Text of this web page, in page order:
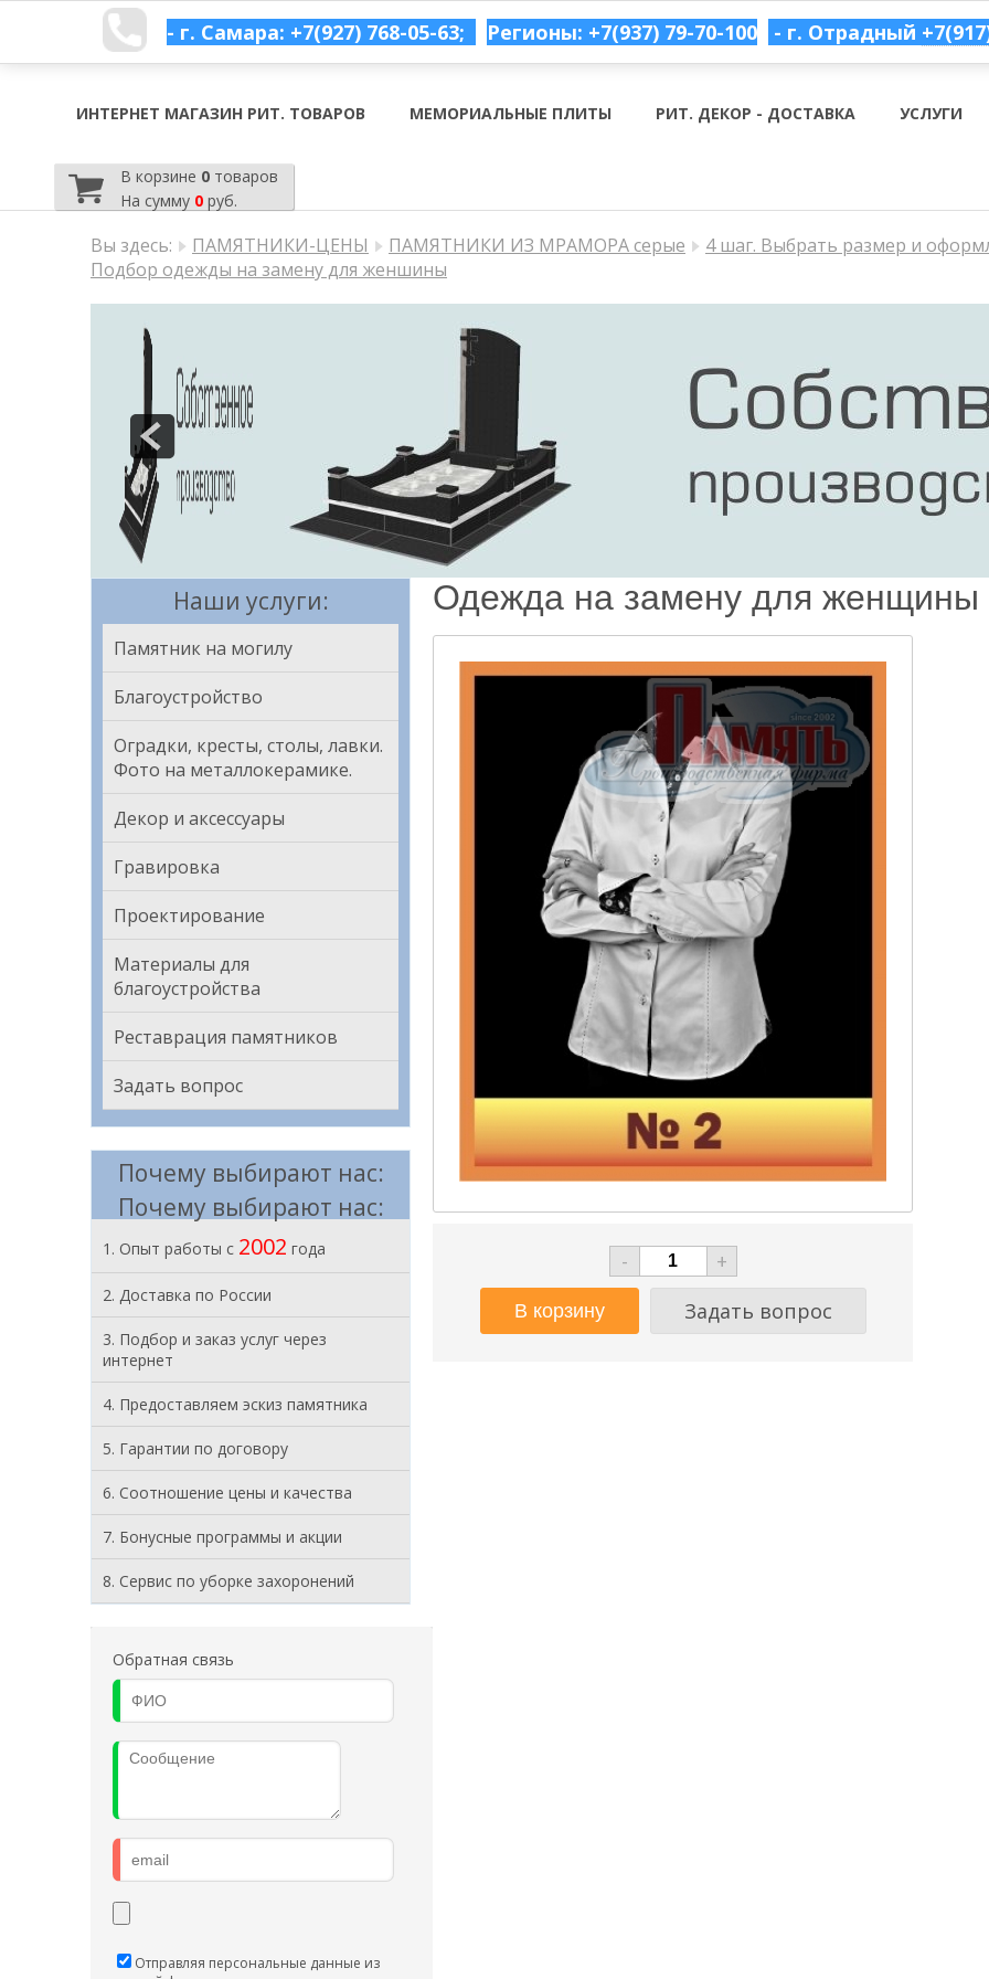
- г. Самара: +7(927) 768-05-63; Регионы: +7(937) 79-70-100 - г. Отрадный
ИНТЕРНЕТ МАГАЗИН РИТ. ТОВАРОВ МЕМОРИАЛЬНЫЕ ПЛИТЫ РИТ. ДЕКОР - ДОСТАВКА УСЛУГИ
В корзине 0товаров
На сумму 0руб.
Вы здесь: ПАМЯТНИКИ-ЦЕНЫ ПАМЯТНИКИ ИЗ МРАМОРА серые
4 шаг. Выбрать размер и
Подбор одежды на замену для женшины
Наши услуги:
Памятник на могилу
Благоустройство
Оградки, кресты, столы, лавки.
Фото на металлокерамике.
Декор и аксессуары
Гравировка
Проектирование
Материалы для
благоустройства
Реставрация памятников
Задать вопрос
Почему выбирают нас:
Почему выбирают нас:
1. Опыт работы с 2002 года
2. Доставка по России
3. Подбор и заказ услуг через
интернет
4. Предоставляем эскиз памятника
5. Гарантии по договору
6. Соотношение цены и качества
7. Бонусные программы и акции
8. Cервис по уборке захоронений
Обратная связь
Отправляя персональные данные из
Одежда на замену для
-
+
Задать вопрос